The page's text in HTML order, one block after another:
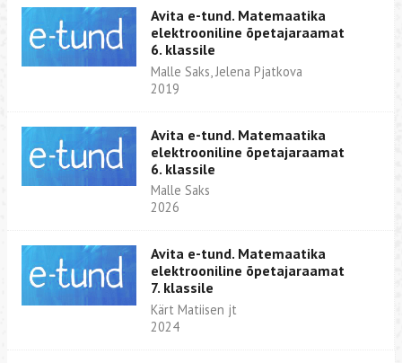
Avita e-tund. Matemaatika
elektrooniline õpetajaraamat
6. klassile
Malle Saks, Jelena Pjatkova
2019
Avita e-tund. Matemaatika
elektrooniline õpetajaraamat
6. klassile
Malle Saks
2026
Avita e-tund. Matemaatika
elektrooniline õpetajaraamat
7. klassile
Kärt Matiisen jt
2024